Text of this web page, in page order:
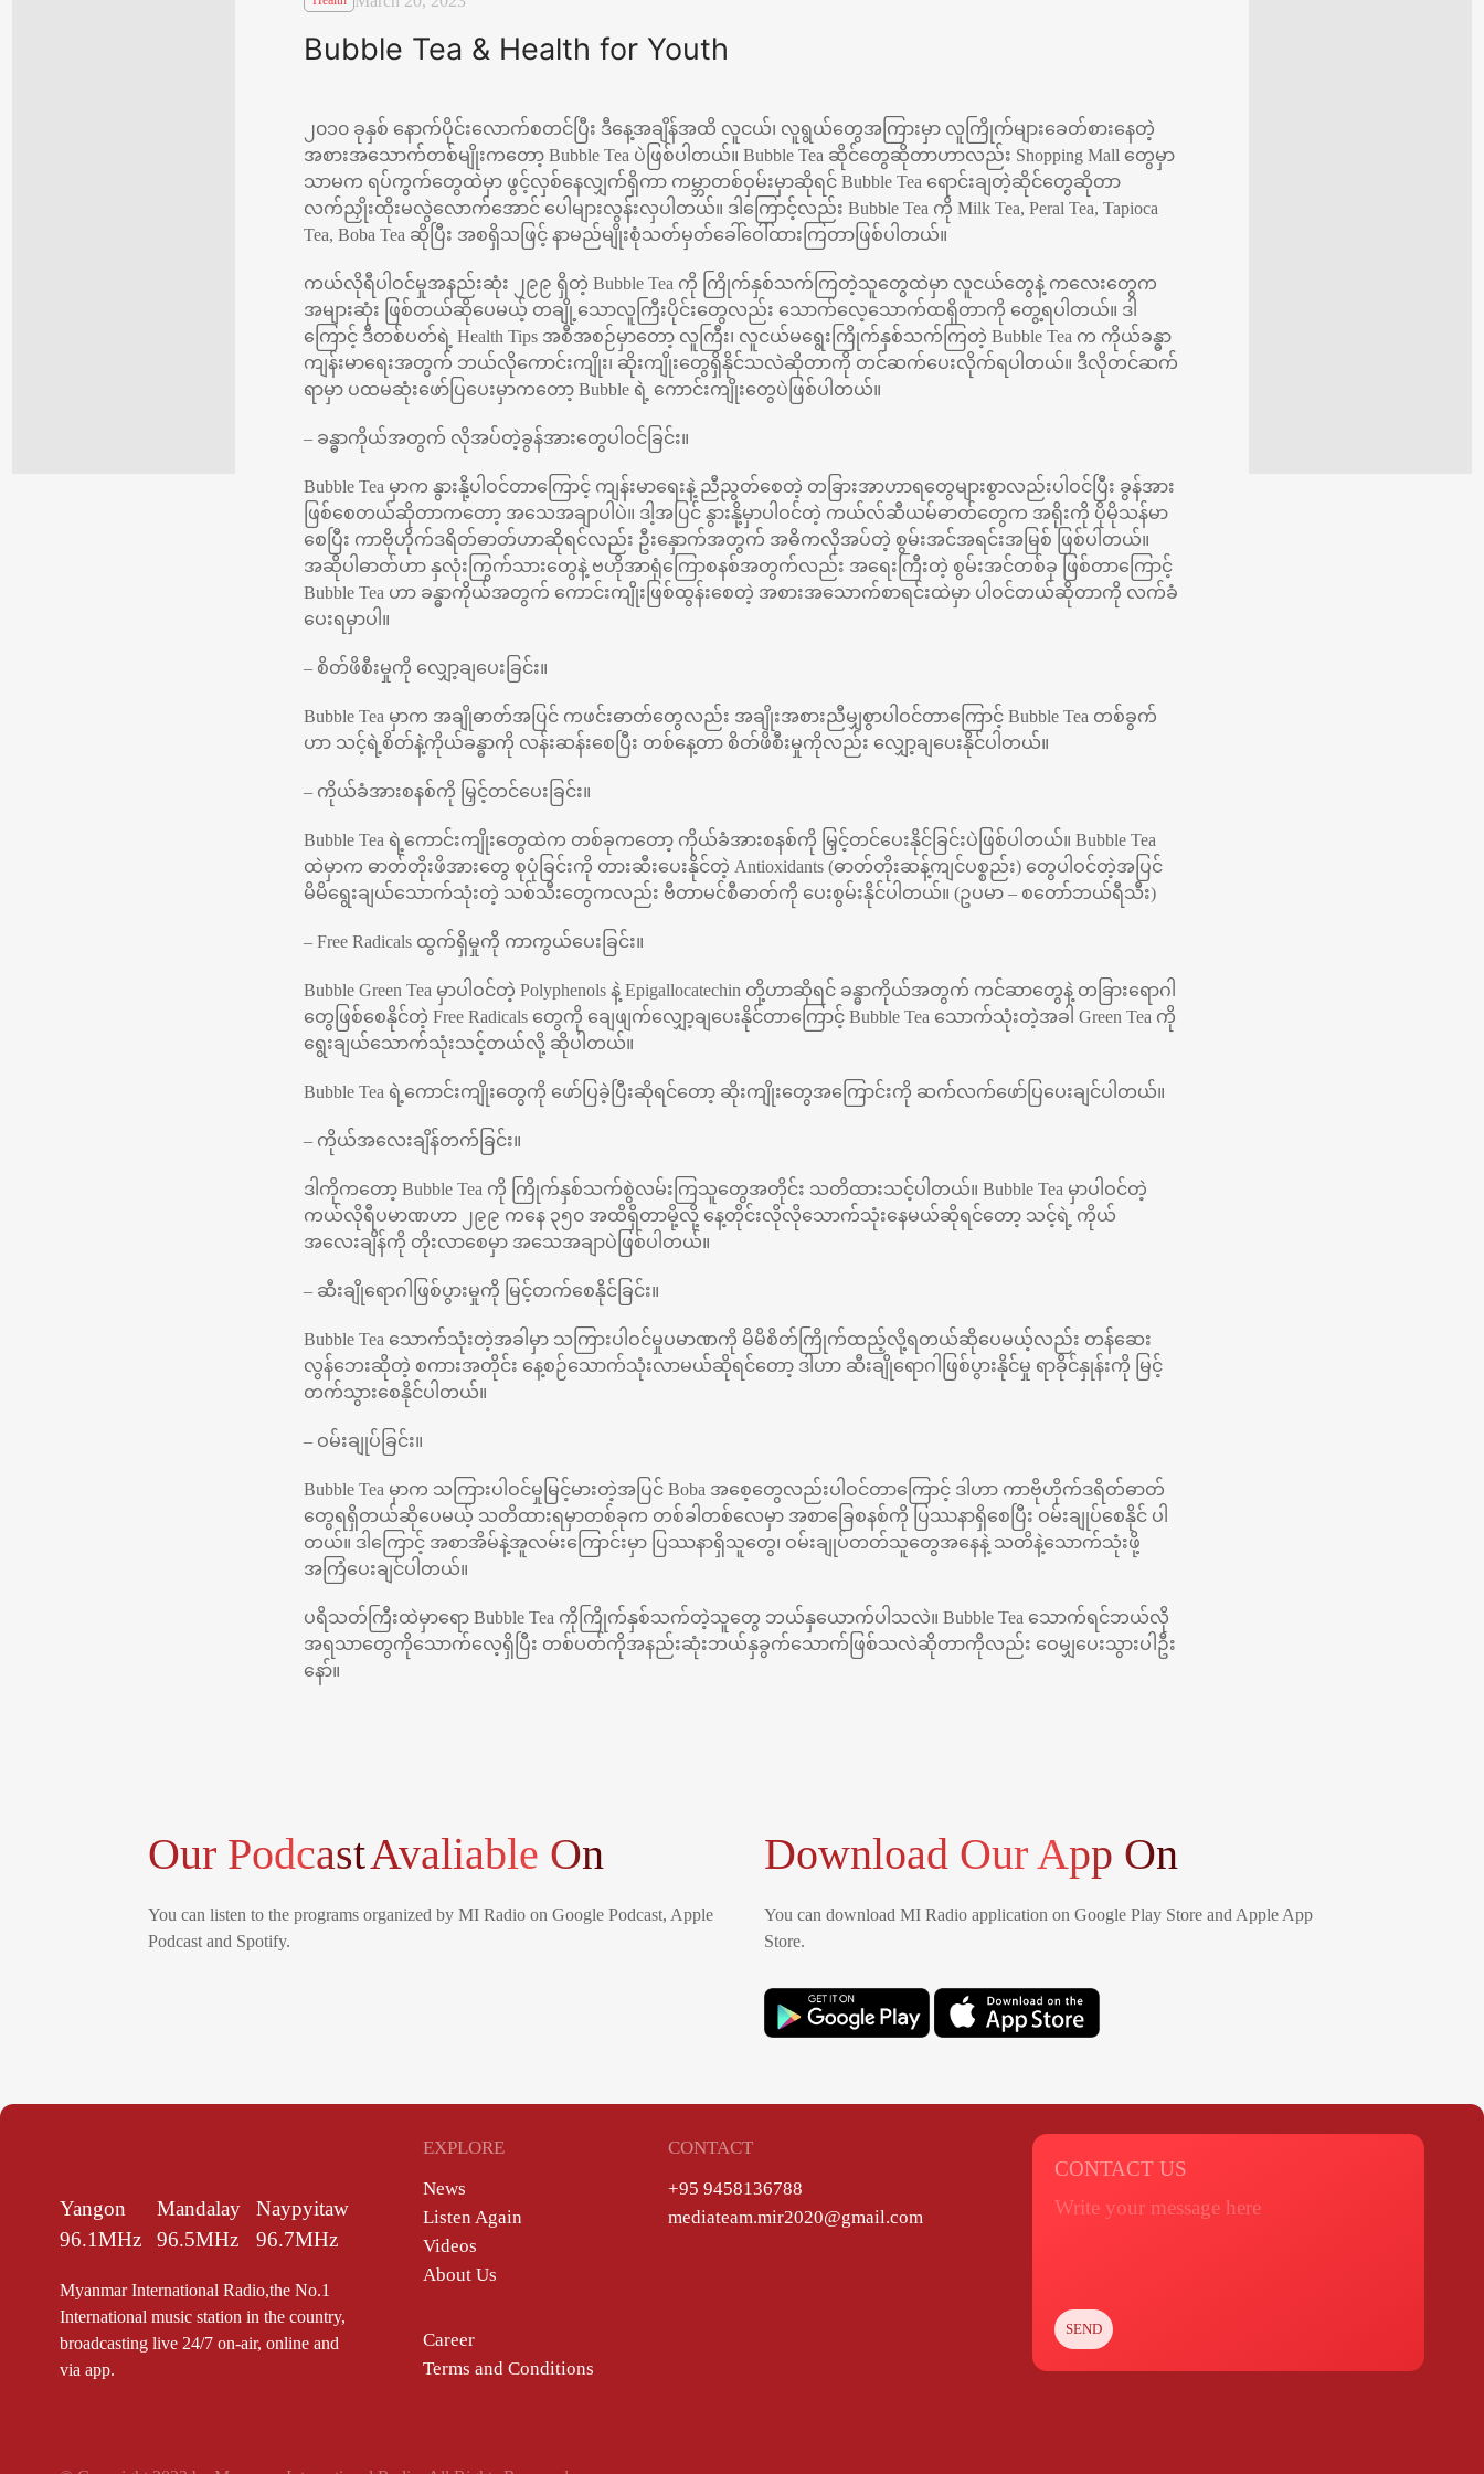
Bubble Tea & Health for Youth
၂၀၁၀ ခုနှစ် နောက်ပိုင်းလောက်စတင်ပြီး ဒီနေ့အချိန်အထိ လူငယ်၊ လူရွယ်တွေအကြားမှာ လူကြိုက်များခေတ်စားနေတဲ့
အစားအသောက်တစ်မျိုးကတော့ Bubble Tea ပဲဖြစ်ပါတယ်။ Bubble Tea ဆိုင်တွေဆိုတာဟာလည်း Shopping Mall တွေမှာ
သာမက ရပ်ကွက်တွေထဲမှာ ဖွင့်လှစ်နေလျှက်ရှိကာ ကမ္ဘာတစ်ဝှမ်းမှာဆိုရင် Bubble Tea ရောင်းချတဲ့ဆိုင်တွေဆိုတာ
လက်ညှိုးထိုးမလွဲလောက်အောင် ပေါများလွန်းလှပါတယ်။ ဒါကြောင့်လည်း Bubble Tea ကို Milk Tea, Peral Tea, Tapioca
Tea, Boba Tea ဆိုပြီး အစရှိသဖြင့် နာမည်မျိုးစုံသတ်မှတ်ခေါ်ဝေါ်ထားကြတာဖြစ်ပါတယ်။
ကယ်လိုရီပါဝင်မှုအနည်းဆုံး ၂၉၉ ရှိတဲ့ Bubble Tea ကို ကြိုက်နှစ်သက်ကြတဲ့သူတွေထဲမှာ လူငယ်တွေနဲ့ ကလေးတွေက
အများဆုံး ဖြစ်တယ်ဆိုပေမယ့် တချို့သောလူကြီးပိုင်းတွေလည်း သောက်လေ့သောက်ထရှိတာကို တွေ့ရပါတယ်။ ဒါ
ကြောင့် ဒီတစ်ပတ်ရဲ့ Health Tips အစီအစဉ်မှာတော့ လူကြီး၊ လူငယ်မရွေးကြိုက်နှစ်သက်ကြတဲ့ Bubble Tea က ကိုယ်ခန္ဓာ
ကျန်းမာရေးအတွက် ဘယ်လိုကောင်းကျိုး၊ ဆိုးကျိုးတွေရှိနိုင်သလဲဆိုတာကို တင်ဆက်ပေးလိုက်ရပါတယ်။ ဒီလိုတင်ဆက်
ရာမှာ ပထမဆုံးဖော်ပြပေးမှာကတော့ Bubble ရဲ့ ကောင်းကျိုးတွေပဲဖြစ်ပါတယ်။
– ခန္ဓာကိုယ်အတွက် လိုအပ်တဲ့ခွန်အားတွေပါဝင်ခြင်း။
Bubble Tea မှာက နွားနို့ပါဝင်တာကြောင့် ကျန်းမာရေးနဲ့ ညီညွတ်စေတဲ့ တခြားအာဟာရတွေများစွာလည်းပါဝင်ပြီး ခွန်အား
ဖြစ်စေတယ်ဆိုတာကတော့ အသေအချာပါပဲ။ ဒါ့အပြင် နွားနို့မှာပါဝင်တဲ့ ကယ်လ်ဆီယမ်ဓာတ်တွေက အရိုးကို ပိုမိုသန်မာ
စေပြီး ကာဗိုဟိုက်ဒရိတ်ဓာတ်ဟာဆိုရင်လည်း ဦးနှောက်အတွက် အဓိကလိုအပ်တဲ့ စွမ်းအင်အရင်းအမြစ် ဖြစ်ပါတယ်။
အဆိုပါဓာတ်ဟာ နှလုံးကြွက်သားတွေနဲ့ ဗဟိုအာရုံကြောစနစ်အတွက်လည်း အရေးကြီးတဲ့ စွမ်းအင်တစ်ခု ဖြစ်တာကြောင့်
Bubble Tea ဟာ ခန္ဓာကိုယ်အတွက် ကောင်းကျိုးဖြစ်ထွန်းစေတဲ့ အစားအသောက်စာရင်းထဲမှာ ပါဝင်တယ်ဆိုတာကို လက်ခံ
ပေးရမှာပါ။
– စိတ်ဖိစီးမှုကို လျှော့ချပေးခြင်း။
Bubble Tea မှာက အချိုဓာတ်အပြင် ကဖင်းဓာတ်တွေလည်း အချိုးအစားညီမျှစွာပါဝင်တာကြောင့် Bubble Tea တစ်ခွက်
ဟာ သင့်ရဲ့စိတ်နဲ့ကိုယ်ခန္ဓာကို လန်းဆန်းစေပြီး တစ်နေ့တာ စိတ်ဖိစီးမှုကိုလည်း လျှော့ချပေးနိုင်ပါတယ်။
– ကိုယ်ခံအားစနစ်ကို မြှင့်တင်ပေးခြင်း။
Bubble Tea ရဲ့ကောင်းကျိုးတွေထဲက တစ်ခုကတော့ ကိုယ်ခံအားစနစ်ကို မြှင့်တင်ပေးနိုင်ခြင်းပဲဖြစ်ပါတယ်။ Bubble Tea
ထဲမှာက ဓာတ်တိုးဖိအားတွေ စုပုံခြင်းကို တားဆီးပေးနိုင်တဲ့ Antioxidants (ဓာတ်တိုးဆန့်ကျင်ပစ္စည်း) တွေပါဝင်တဲ့အပြင်
မိမိရွေးချယ်သောက်သုံးတဲ့ သစ်သီးတွေကလည်း ဗီတာမင်စီဓာတ်ကို ပေးစွမ်းနိုင်ပါတယ်။ (ဥပမာ – စတော်ဘယ်ရီသီး)
– Free Radicals ထွက်ရှိမှုကို ကာကွယ်ပေးခြင်း။
Bubble Green Tea မှာပါဝင်တဲ့ Polyphenols နဲ့ Epigallocatechin တို့ဟာဆိုရင် ခန္ဓာကိုယ်အတွက် ကင်ဆာတွေနဲ့ တခြားရောဂါ
တွေဖြစ်စေနိုင်တဲ့ Free Radicals တွေကို ချေဖျက်လျှော့ချပေးနိုင်တာကြောင့် Bubble Tea သောက်သုံးတဲ့အခါ Green Tea ကို
ရွေးချယ်သောက်သုံးသင့်တယ်လို့ ဆိုပါတယ်။
Bubble Tea ရဲ့ကောင်းကျိုးတွေကို ဖော်ပြခဲ့ပြီးဆိုရင်တော့ ဆိုးကျိုးတွေအကြောင်းကို ဆက်လက်ဖော်ပြပေးချင်ပါတယ်။
– ကိုယ်အလေးချိန်တက်ခြင်း။
ဒါကိုကတော့ Bubble Tea ကို ကြိုက်နှစ်သက်စွဲလမ်းကြသူတွေအတိုင်း သတိထားသင့်ပါတယ်။ Bubble Tea မှာပါဝင်တဲ့
ကယ်လိုရီပမာဏဟာ ၂၉၉ ကနေ ၃၅၀ အထိရှိတာမို့လို့ နေ့တိုင်းလိုလိုသောက်သုံးနေမယ်ဆိုရင်တော့ သင့်ရဲ့ ကိုယ်
အလေးချိန်ကို တိုးလာစေမှာ အသေအချာပဲဖြစ်ပါတယ်။
– ဆီးချိုရောဂါဖြစ်ပွားမှုကို မြင့်တက်စေနိုင်ခြင်း။
Bubble Tea သောက်သုံးတဲ့အခါမှာ သကြားပါဝင်မှုပမာဏကို မိမိစိတ်ကြိုက်ထည့်လို့ရတယ်ဆိုပေမယ့်လည်း တန်ဆေး
လွန်ဘေးဆိုတဲ့ စကားအတိုင်း နေ့စဉ်သောက်သုံးလာမယ်ဆိုရင်တော့ ဒါဟာ ဆီးချိုရောဂါဖြစ်ပွားနိုင်မှု ရာခိုင်နှုန်းကို မြင့်
တက်သွားစေနိုင်ပါတယ်။
– ဝမ်းချုပ်ခြင်း။
Bubble Tea မှာက သကြားပါဝင်မှုမြင့်မားတဲ့အပြင် Boba အစေ့တွေလည်းပါဝင်တာကြောင့် ဒါဟာ ကာဗိုဟိုက်ဒရိတ်ဓာတ်
တွေရရှိတယ်ဆိုပေမယ့် သတိထားရမှာတစ်ခုက တစ်ခါတစ်လေမှာ အစာခြေစနစ်ကို ပြဿနာရှိစေပြီး ဝမ်းချုပ်စေနိုင် ပါ
တယ်။ ဒါကြောင့် အစာအိမ်နဲ့အူလမ်းကြောင်းမှာ ပြဿနာရှိသူတွေ၊ ဝမ်းချုပ်တတ်သူတွေအနေနဲ့ သတိနဲ့သောက်သုံးဖို့
အကြံပေးချင်ပါတယ်။
ပရိသတ်ကြီးထဲမှာရော Bubble Tea ကိုကြိုက်နှစ်သက်တဲ့သူတွေ ဘယ်နှယောက်ပါသလဲ။ Bubble Tea သောက်ရင်ဘယ်လို
အရသာတွေကိုသောက်လေ့ရှိပြီး တစ်ပတ်ကိုအနည်းဆုံးဘယ်နှခွက်သောက်ဖြစ်သလဲဆိုတာကိုလည်း ဝေမျှပေးသွားပါဦး
နော်။
Our PodcastAvaliable On
You can listen to the programs organized by MI Radio on Google Podcast, Apple
Podcast and Spotify.
Download Our App On
You can download MI Radio application on Google Play Store and Apple App
Store.
Yangon
96.1MHz
Mandalay
96.5MHz
Naypyitaw
96.7MHz
Myanmar International Radio,the No.1
International music station in the country,
broadcasting live 24/7 on-air, online and
via app.
EXPLORE
News
Listen Again
Videos
About Us
Career
Terms and Conditions
CONTACT
+95 9458136788
mediateam.mir2020@gmail.com
CONTACT US